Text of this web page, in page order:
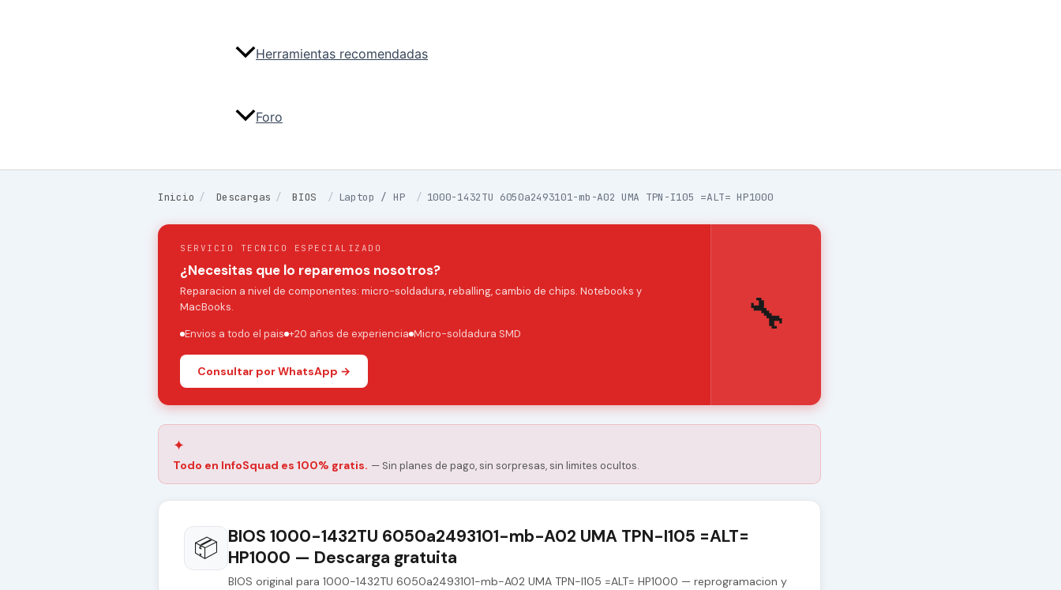
Herramientas recomendadas
Foro
Inicio / Descargas / BIOS / Laptop / HP / 1000-1432TU 6050a2493101-mb-A02 UMA TPN-I105 =ALT= HP1000
SERVICIO TECNICO ESPECIALIZADO
¿Necesitas que lo reparemos nosotros?
Reparacion a nivel de componentes: micro-soldadura, reballing, cambio de chips. Notebooks y
MacBooks.
Envios a todo el pais +20 años de experiencia Micro-soldadura SMD
Consultar por WhatsApp →
🔧
✦
Todo en InfoSquad es 100% gratis. — Sin planes de pago, sin sorpresas, sin limites ocultos.
📦 BIOS 1000-1432TU 6050a2493101-mb-A02 UMA TPN-I105 =ALT=
HP1000 — Descarga gratuita
BIOS original para 1000-1432TU 6050a2493101-mb-A02 UMA TPN-I105 =ALT= HP1000 — reprogramacion y